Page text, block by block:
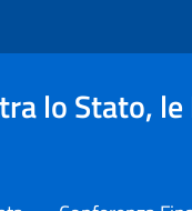
lo Stato,